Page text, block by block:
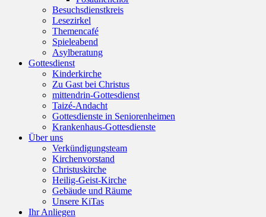
Besuchsdienstkreis
Lesezirkel
Themencafé
Spieleabend
Asylberatung
Gottesdienst
Kinderkirche
Zu Gast bei Christus
mittendrin-Gottesdienst
Taizé-Andacht
Gottesdienste in Seniorenheimen
Krankenhaus-Gottesdienste
Über uns
Verkündigungsteam
Kirchenvorstand
Christuskirche
Heilig-Geist-Kirche
Gebäude und Räume
Unsere KiTas
Ihr Anliegen